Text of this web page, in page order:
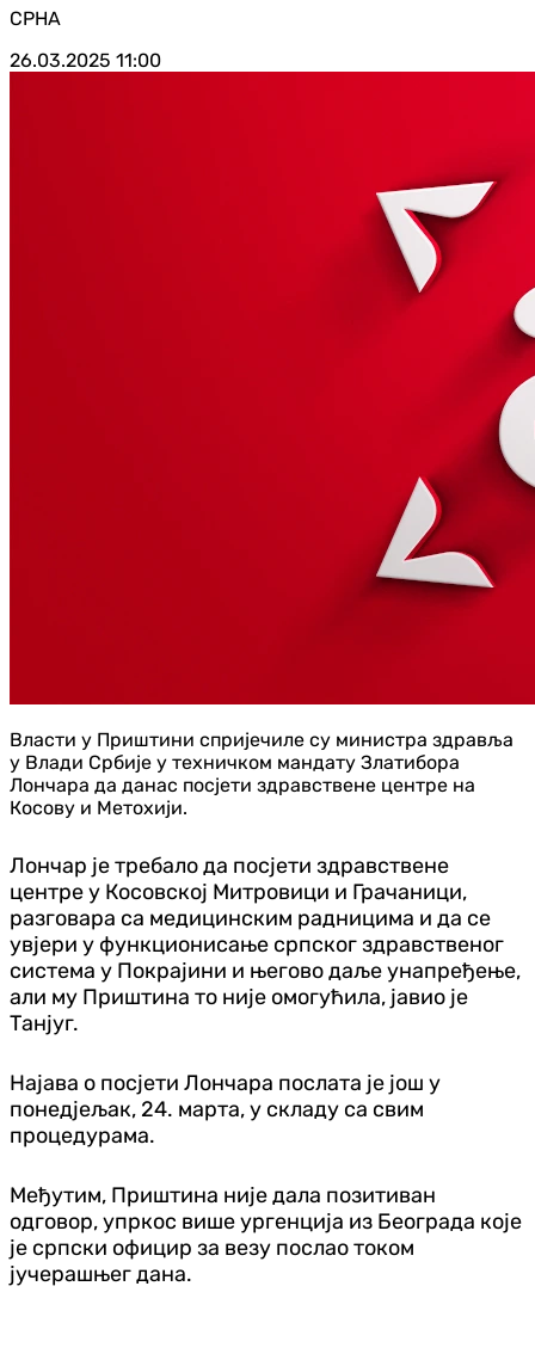
СРНА
26.03.2025 11:00
Власти у Приштини спријечиле су министра здравља
у Влади Србије у техничком мандату Златибора
Лончара да данас посјети здравствене центре на
Косову и Метохији.
Лончар је требало да посјети здравствене
центре у Косовској Митровици и Грачаници,
разговара са медицинским радницима и да се
увјери у функционисање српског здравственог
система у Покрајини и његово даље унапређење,
али му Приштина то није омогућила, јавио је
Танјуг.
Најава о посјети Лончара послата је још у
понедјељак, 24. марта, у складу са свим
процедурама.
Међутим, Приштина није дала позитиван
одговор, упркос више ургенција из Београда које
је српски официр за везу послао током
јучерашњег дана.